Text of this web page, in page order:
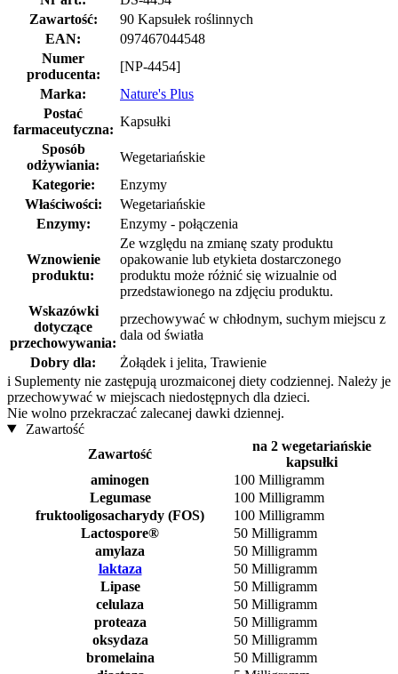
Zawartość:
90 Kapsułek roślinnych
EAN:
097467044548
Numer
producenta:
[NP-4454]
Marka:
Nature's Plus
Postać
farmaceutyczna:
Kapsułki
Sposób
odżywiania:
Wegetariańskie
Kategorie:
Enzymy
Właściwości:
Wegetariańskie
Enzymy:
Enzymy - połączenia
Wznowienie
produktu:
Ze względu na zmianę szaty produktu
opakowanie lub etykieta dostarczonego
produktu może różnić się wizualnie od
przedstawionego na zdjęciu produktu.
Wskazówki
dotyczące
przechowywania:
przechowywać w chłodnym, suchym miejscu z
dala od światła
Dobry dla:
Żołądek i jelita, Trawienie
i Suplementy nie zastępują urozmaiconej diety codziennej. Należy je
przechowywać w miejscach niedostępnych dla dzieci.
Nie wolno przekraczać zalecanej dawki dziennej.
Zawartość
Zawartość
na 2 wegetariańskie
kapsułki
aminogen
100 Milligramm
Legumase
100 Milligramm
fruktooligosacharydy (FOS)
100 Milligramm
Lactospore®
50 Milligramm
amylaza
50 Milligramm
laktaza
50 Milligramm
Lipase
50 Milligramm
celulaza
50 Milligramm
proteaza
50 Milligramm
oksydaza
50 Milligramm
bromelaina
50 Milligramm